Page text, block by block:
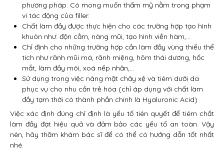
phương pháp. Có mong muốn thẩm mỹ nằm trong phạm
vi tác động của filler.
Chất làm đầy được thực hiện cho các trường hợp tạo hình
khuôn như: độn cằm, nâng mũi, tạo hình viền hàm,…
Chỉ định cho những trường hợp cần làm đầy vùng thiếu thể
tích như rãnh mũi má, rãnh miệng, hõm thái dương, hốc
mắt, làm đầy môi, xoá nếp nhăn,…
Sử dụng trong việc nâng mặt chảy xệ và tiêm dưới da
phục vụ cho nhu cần trẻ hóa (chỉ áp dụng với chất làm
đầy tạm thời có thành phần chính là Hyaluronic Acid)
Việc xác định đúng chỉ định là yếu tố tiên quyết để tiêm chất
làm đầy đạt hiệu quả và đảm bảo các yếu tố an toàn. Vậy
nên, hãy thăm khám bác sĩ để có thể có hướng dẫn tốt nhất
nhé.